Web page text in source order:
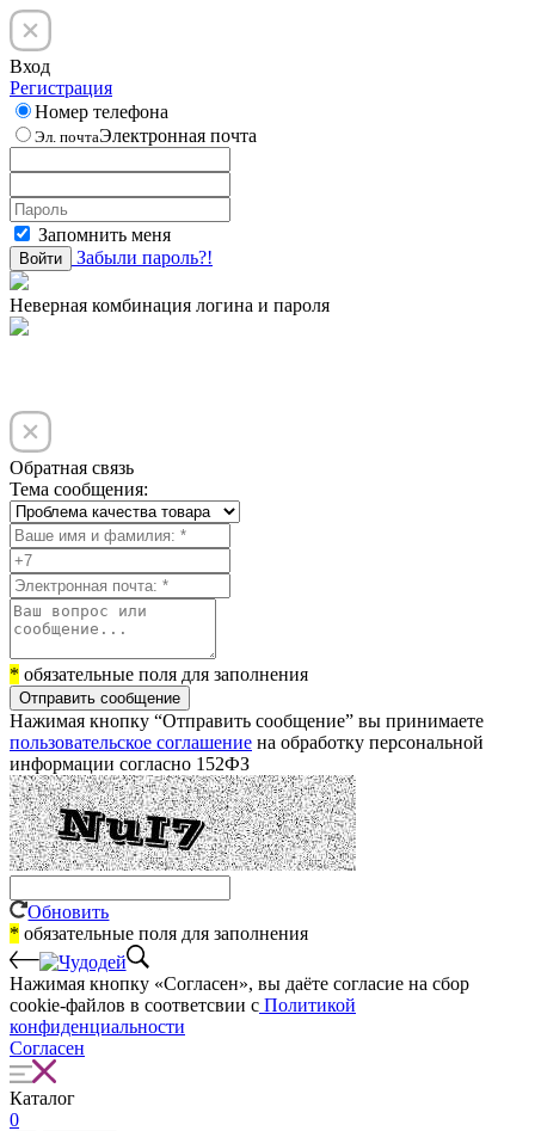
Вход
Регистрация
Номер телефона
Эл. почтаЭлектронная почта
Запомнить меня
Войти Забыли пароль?!
Неверная комбинация логина и пароля
Обратная связь
Тема сообщения:
* обязательные поля для заполнения
Отправить сообщение
Нажимая кнопку “Отправить сообщение” вы принимаете
пользовательское соглашение на обработку персональной
информации согласно 152ФЗ
Обновить
* обязательные поля для заполнения
Нажимая кнопку «Согласен», вы даёте cогласие на сбор
cookie-файлов в соответсвии с Политикой
конфиденциальности
Согласен
Каталог
0